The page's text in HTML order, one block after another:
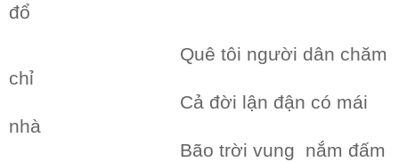
đổ
Quê tôi người dân chăm
chỉ
Cả đời lận đận có mái
nhà
Bão trời vung nắm đấm